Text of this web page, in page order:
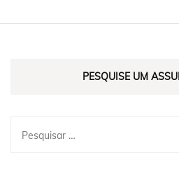
PESQUISE UM